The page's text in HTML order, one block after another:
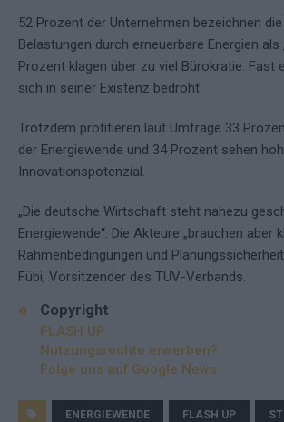
52 Prozent der Unternehmen bezeichnen
Belastungen durch erneuerbare Energien als
Prozent klagen über zu viel Bürokratie. Fast
sich in seiner Existenz bedroht.
Trotzdem profitieren laut Umfrage 33
der Energiewende und 34 Prozent sehen
Innovationspotenzial.
„Die deutsche Wirtschaft steht nahezu
Energiewende“. Die Akteure „brauchen aber
Rahmenbedingungen und
Fübi, Vorsitzender des TÜV-Verbands.
Copyright
FLASH UP
Nutzungsrechte erwerben?
Folge uns auf Google News
ENERGIEWENDE FLASH UP